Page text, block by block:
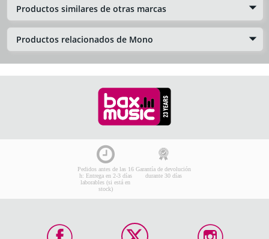
Productos similares de otras marcas
Productos relacionados de Mono
Pedidos antes de las 16
h: Entrega en 2-3 días
laborables (si está en
stock)
Garantía de devolución
durante 30 días